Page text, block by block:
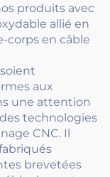
produits avec
allié en
corps en câble
aux
une attention
technologies
CNC. Il
brevetées